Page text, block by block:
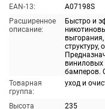
EAN-13:
A07198S
Расширенное
описание:
Быстро и
структуру,
виниловых
бамперов.
Товарная
группа:
уход и
Высота
235